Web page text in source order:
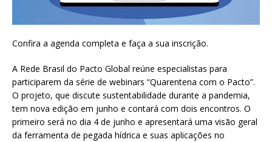
Confira a agenda completa e faça a sua inscrição.
A Rede Brasil do Pacto Global reúne especialistas para
participarem da série de webinars “Quarentena com o Pacto”.
O projeto, que discute sustentabilidade durante a pandemia,
tem nova edição em junho e contará com dois encontros. O
primeiro será no dia 4 de junho e apresentará uma visão geral
da ferramenta de pegada hídrica e suas aplicações no